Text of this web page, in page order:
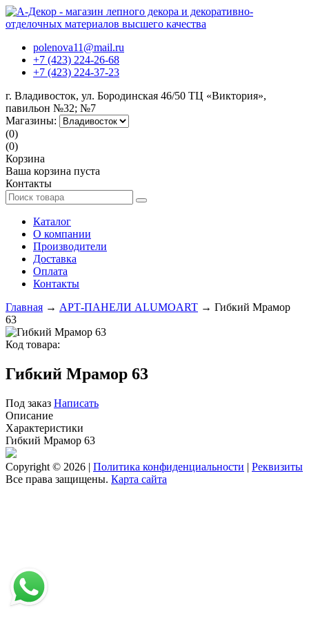
polenova11@mail.ru
+7 (423) 224-26-68
+7 (423) 224-37-23
г. Владивосток, ул. Бородинская 46/50 ТЦ «Виктория»,
павильон №32; №7
Магазины:
(0)
(0)
Корзина
Ваша корзина пуста
Контакты
Каталог
О компании
Производители
Доставка
Оплата
Контакты
Главная → АРТ-ПАНЕЛИ ALUMOART → Гибкий Мрамор
63
Код товара:
Гибкий Мрамор 63
Под заказ Написать
Описание
Характеристики
Гибкий Мрамор 63
Copyright © 2026 | Политика конфиденциальности | Реквизиты
Все права защищены. Карта сайта